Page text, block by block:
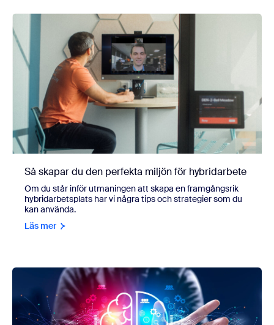
Så skapar du den perfekta miljön för hybridarbete
Om du står inför utmaningen att skapa en framgångsrik
hybridarbetsplats har vi några tips och strategier som du
kan använda.
Läs mer